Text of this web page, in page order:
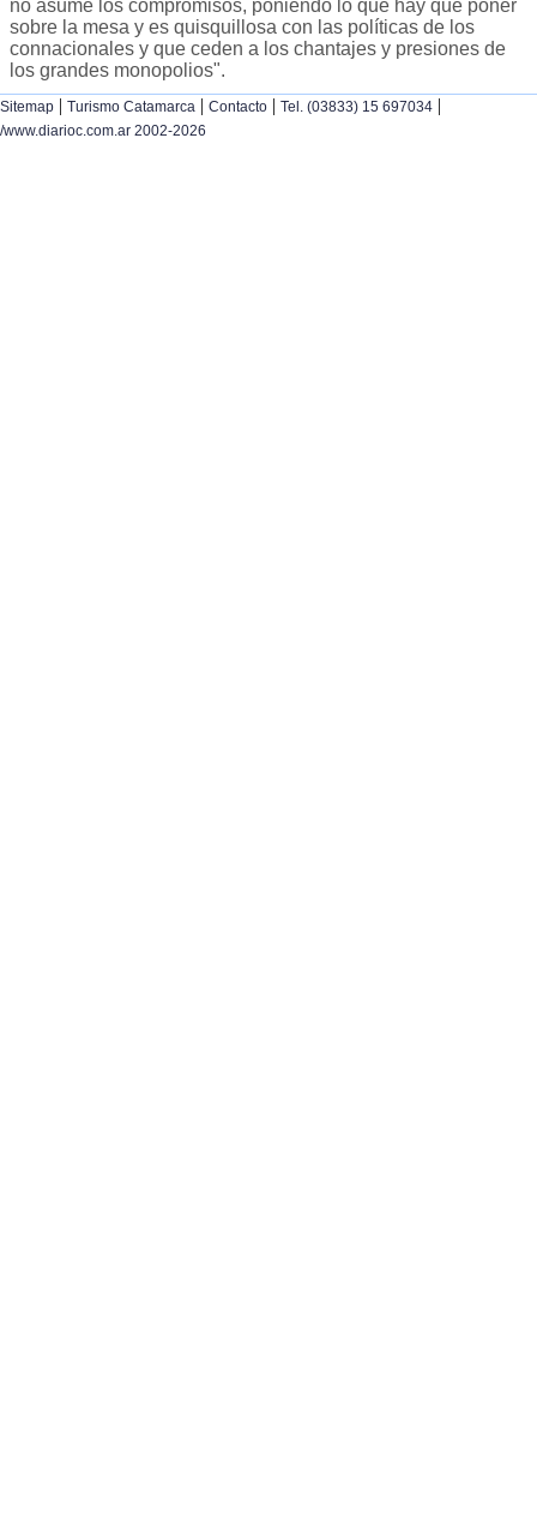
no asume los compromisos, poniendo lo que hay que poner
sobre la mesa y es quisquillosa con las políticas de los
connacionales y que ceden a los chantajes y presiones de
los grandes monopolios".
Sitemap | Turismo Catamarca | Contacto | Tel. (03833) 15 697034 |
/www.diarioc.com.ar 2002-2026